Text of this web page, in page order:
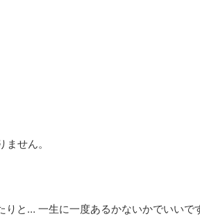
せん。
と… 一生に一度あるかないかでいいで